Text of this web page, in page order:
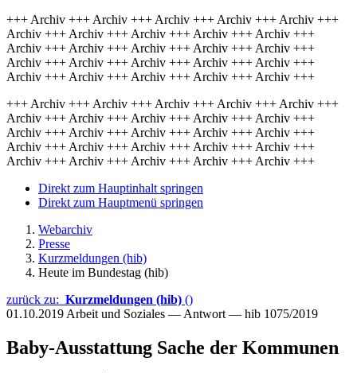
+++ Archiv +++ Archiv +++ Archiv +++ Archiv +++ Archiv +++
Archiv +++ Archiv +++ Archiv +++ Archiv +++ Archiv +++
Archiv +++ Archiv +++ Archiv +++ Archiv +++ Archiv +++
Archiv +++ Archiv +++ Archiv +++ Archiv +++ Archiv +++
Archiv +++ Archiv +++ Archiv +++ Archiv +++ Archiv +++
+++ Archiv +++ Archiv +++ Archiv +++ Archiv +++ Archiv +++
Archiv +++ Archiv +++ Archiv +++ Archiv +++ Archiv +++
Archiv +++ Archiv +++ Archiv +++ Archiv +++ Archiv +++
Archiv +++ Archiv +++ Archiv +++ Archiv +++ Archiv +++
Archiv +++ Archiv +++ Archiv +++ Archiv +++ Archiv +++
Direkt zum Hauptinhalt springen
Direkt zum Hauptmenü springen
Webarchiv
Presse
Kurzmeldungen (hib)
Heute im Bundestag (hib)
zurück zu: Kurzmeldungen (hib) ()
01.10.2019 Arbeit und Soziales — Antwort — hib 1075/2019
Baby-Ausstattung Sache der Kommunen